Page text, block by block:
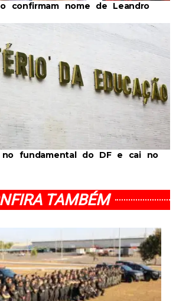
confirmam nome de Leandro
fundamental do DF e cai no
TAMBÉM